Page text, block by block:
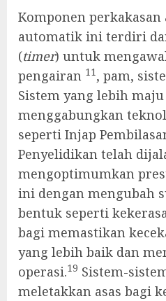
Komponen perkakasan
automatik ini terdiri
(timer) untuk
pengairan 11, pam,
Sistem yang lebih
menggabungkan
seperti Injap
Penyelidikan telah
mengoptimumkan
ini dengan mengubah
bentuk seperti
bagi memastikan
yang lebih baik dan
operasi.19 Sistem-
meletakkan asas bagi